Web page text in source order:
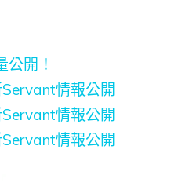
開！
情報公開
情報公開
情報公開